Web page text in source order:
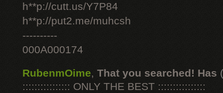
h**p://cutt.us/Y7P84
h**p://put2.me/muhcsh
----------
000A000174
RubenmOime, That you searched! Has
:::::::::::::::: ONLY THE BEST ::::::::::::::::